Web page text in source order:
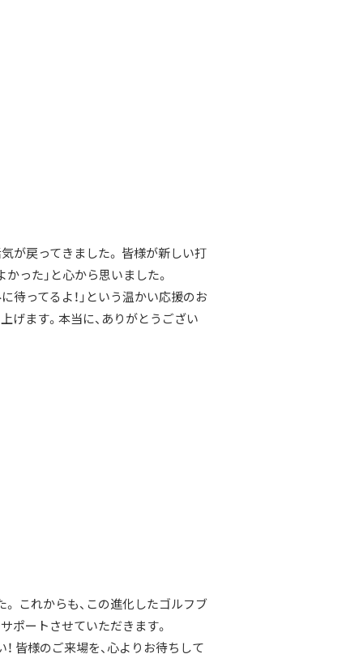
が戻ってきました。 皆様が新しい打
った」と心から思いました。
待ってるよ！」という温かい応援のお
げます。本当に、ありがとうござい
これからも、この進化したゴルフブ
ポートさせていただきます。
皆様のご来場を、心よりお待ちして